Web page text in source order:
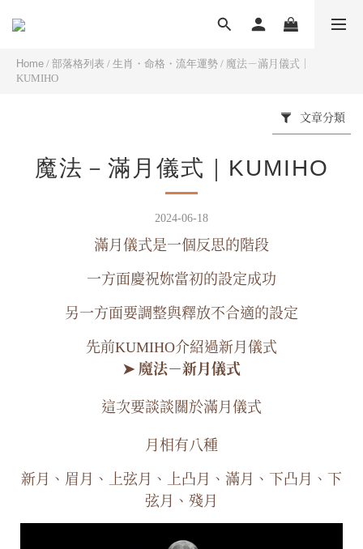
Home / 部落格列表 / 生肖・命格・流年運勢 / 魔法－滿月儀式｜
KUMIHO
文章分類
魔法－滿月儀式｜KUMIHO
2024-06-18
滿月儀式是一個反思的階段
一方面慶祝妳當初的設定成功
另一方面要調整與釋放不合適的設定
先前KUMIHO介紹過新月儀式
➤ 魔法－新月儀式
這次要談談關於滿月儀式
月相有八種
新月、眉月、上弦月、上凸月、滿月、下凸月、下
弦月、殘月